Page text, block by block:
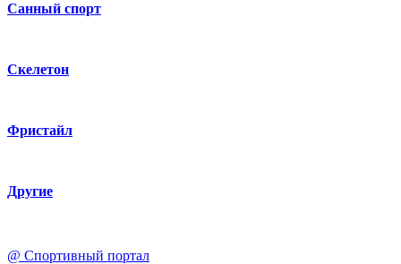
Санный спорт
Скелетон
Фристайл
Другие
@ Спортивный портал